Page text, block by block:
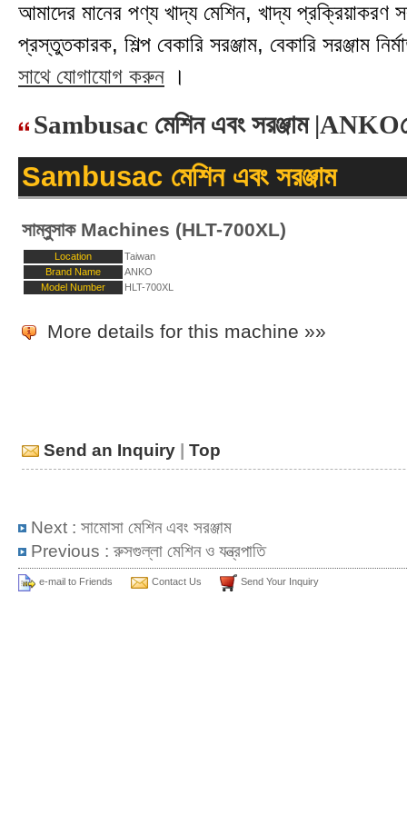
আমাদের মানের পণ্য খাদ্য মেশিন, খাদ্য প্রক্রিয়াকরণ
প্রস্তুতকারক, শিল্প বেকারি সরঞ্জাম, বেকারি সরঞ্জাম
সাথে যোগাযোগ করুন ।
Sambusac মেশিন এবং সরঞ্জাম
Sambusac মেশিন এবং সরঞ্জাম
সাম্বুসাক Machines (HLT-700XL)
Location
Taiwan
Brand Name
ANKO
Model Number
HLT-700XL
More details for this machine »»
Send an Inquiry | Top
Next : সামোসা মেশিন এবং সরঞ্জাম
Previous :রুসগুল্লা মেশিন ও যন্ত্রপাতি
e-mail to Friends Contact Us Send Your Inquiry